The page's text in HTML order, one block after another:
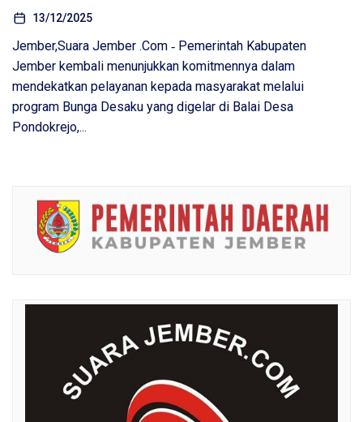
13/12/2025
Jember,Suara Jember .Com ‐ Pemerintah Kabupaten
Jember kembali menunjukkan komitmennya dalam
mendekatkan pelayanan kepada masyarakat melalui
program Bunga Desaku yang digelar di Balai Desa
Pondokrejo,...